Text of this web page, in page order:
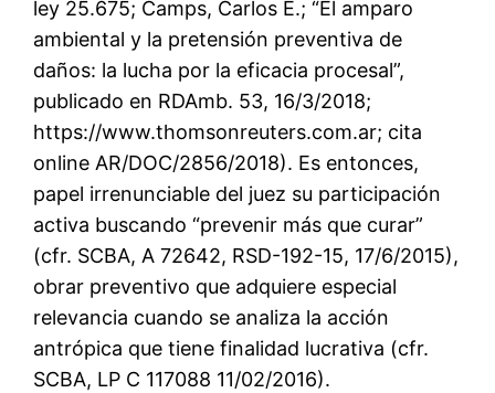
ley 25.675; Camps, Carlos E.; “El amparo
ambiental y la pretensión preventiva de
daños: la lucha por la eficacia procesal”,
publicado en RDAmb. 53, 16/3/2018;
https://www.thomsonreuters.com.ar; cita
online AR/DOC/2856/2018). Es entonces,
papel irrenunciable del juez su participación
activa buscando “prevenir más que curar”
(cfr. SCBA, A 72642, RSD-192-15, 17/6/2015),
obrar preventivo que adquiere especial
relevancia cuando se analiza la acción
antrópica que tiene finalidad lucrativa (cfr.
SCBA, LP C 117088 11/02/2016).